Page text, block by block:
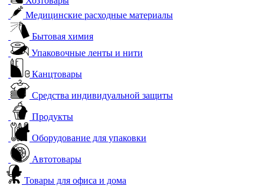
Медицинские расходные материалы
Бытовая химия
Упаковочные ленты и нити
Канцтовары
Средства индивидуальной защиты
Продукты
Оборудование для упаковки
Автотовары
Товары для офиса и дома